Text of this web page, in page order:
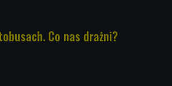
Co nas drażni?